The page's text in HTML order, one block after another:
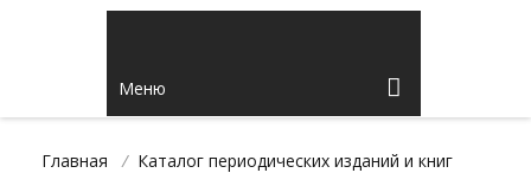
Меню
Главная / Каталог периодических изданий и книг